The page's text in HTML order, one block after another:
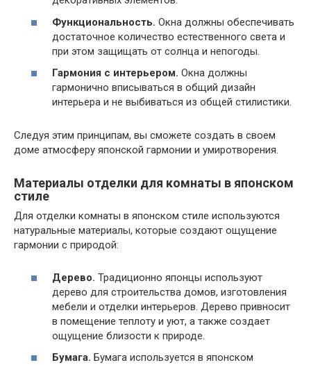
Функциональность. Окна должны обеспечивать
достаточное количество естественного света и
при этом защищать от солнца и непогоды.
Гармония с интерьером. Окна должны
гармонично вписываться в общий дизайн
интерьера и не выбиваться из общей стилистики.
Следуя этим принципам, вы сможете создать в своем
доме атмосферу японской гармонии и умиротворения.
Материалы отделки для комнаты в японском
стиле
Для отделки комнаты в японском стиле используются
натуральные материалы, которые создают ощущение
гармонии с природой:
Дерево. Традиционно японцы используют
дерево для строительства домов, изготовления
мебели и отделки интерьеров. Дерево привносит
в помещение теплоту и уют, а также создает
ощущение близости к природе.
Бумага. Бумага используется в японском